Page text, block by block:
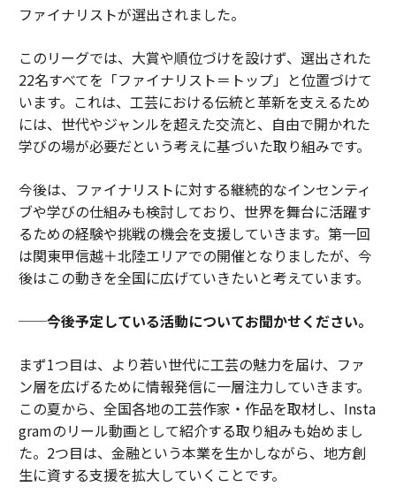
ファイナリストが選出されました。
このリーグでは、大賞や順位づけを設けず、選出された
22名すべてを「ファイナリスト＝トップ」と位置づけて
います。これは、工芸における伝統と革新を支えるため
には、世代やジャンルを超えた交流と、自由で開かれた
学びの場が必要だという考えに基づいた取り組みです。
今後は、ファイナリストに対する継続的なインセンティ
ブや学びの仕組みも検討しており、世界を舞台に活躍す
るための経験や挑戦の機会を支援していきます。第一回
は関東甲信越＋北陸エリアでの開催となりましたが、今
後はこの動きを全国に広げていきたいと考えています。
──今後予定している活動についてお聞かせください。
まず1つ目は、より若い世代に工芸の魅力を届け、ファ
ン層を広げるために情報発信に一層注力していきます。
この夏から、全国各地の工芸作家・作品を取材し、Insta
gramのリール動画として紹介する取り組みも始めまし
た。2つ目は、金融という本業を生かしながら、地方創
生に資する支援を拡大していくことです。